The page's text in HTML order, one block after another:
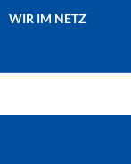
WIR IM NETZ